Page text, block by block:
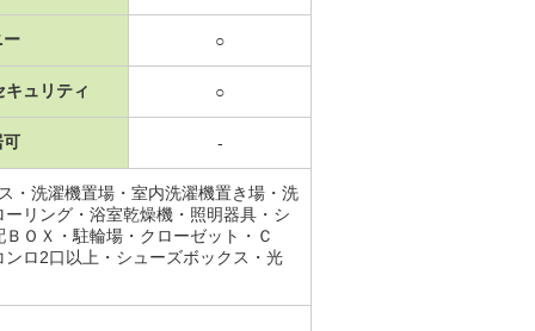
ー ○
キュリティ ○
可 -
・洗濯機置場・室内洗濯機置き場・洗
リング・浴室乾燥機・照明器具・シ
ＯＸ・駐輪場・クローゼット・Ｃ
ロ2口以上・シューズボックス・光